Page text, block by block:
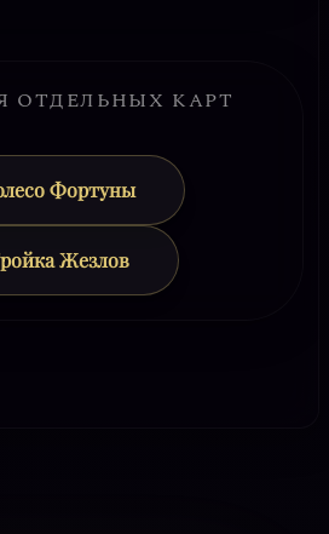
ОТДЕЛЬНЫХ КАРТ
Фортуны
Жезлов